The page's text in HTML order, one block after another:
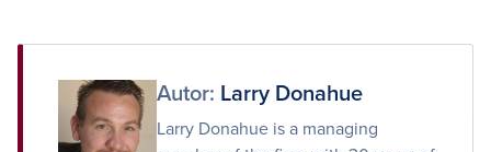
Facebook
Twittercorreo
electrónico
Autor: Larry Donahue
Larry Donahue is a managing